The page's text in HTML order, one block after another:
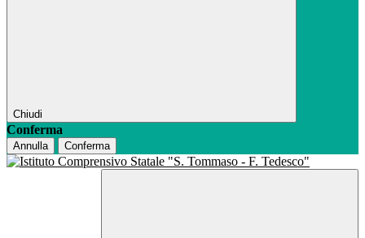
Chiudi
Conferma
Annulla Conferma